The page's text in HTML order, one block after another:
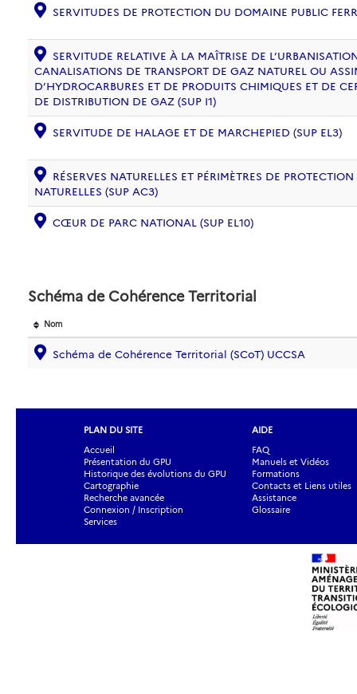
SERVITUDES DE PROTECTION DU DOMAINE PUBLIC
SERVITUDE RELATIVE À LA MAÎTRISE DE
CANALISATIONS DE TRANSPORT DE GAZ NATUREL OU
D’HYDROCARBURES ET DE PRODUITS CHIMIQUES ET DE
DE DISTRIBUTION DE GAZ (SUP I1)
SERVITUDE DE HALAGE ET DE MARCHEPIED (SUP EL3)
RÉSERVES NATURELLES ET PÉRIMÈTRES DE
NATURELLES (SUP AC3)
CŒUR DE PARC NATIONAL (SUP EL10)
Schéma de Cohérence Territorial
Nom
Schéma de Cohérence Territorial (SCoT) UCCSA
PLAN DU SITE
Accueil
Présentation du GPU
Historique des évolutions du GPU
Cartographie
Recherche avancée
Connexion / Inscription
Services
AIDE
FAQ
Manuels et Vidéos
Formations
Contacts et Liens utiles
Assistance
Glossaire